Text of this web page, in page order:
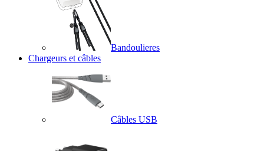
Bandoulieres
Chargeurs et câbles
Câbles USB